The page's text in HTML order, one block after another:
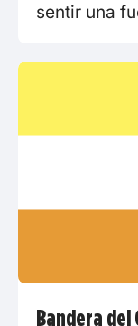
sentir una
Bandera del